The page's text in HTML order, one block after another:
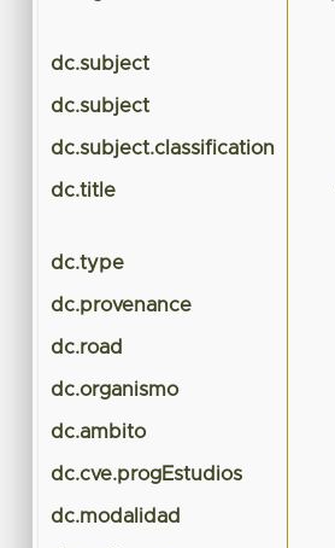
dc.subject
dc.subject
dc.subject.classification
dc.title
dc.type
dc.provenance
dc.road
dc.organismo
dc.ambito
dc.cve.progEstudios
dc.modalidad